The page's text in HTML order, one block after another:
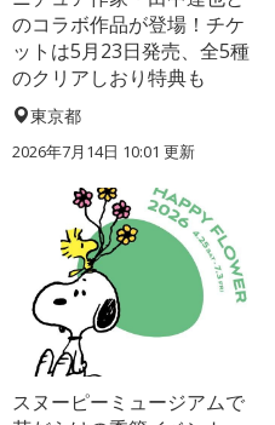
のコラボ作品が登場！チケ
ットは5月23日発売、全5種
のクリアしおり特典も
東京都
2026年7月14日 10:01 更新
スヌーピーミュージアムで